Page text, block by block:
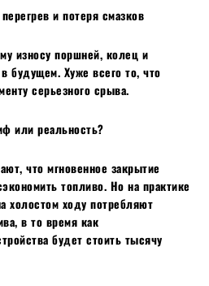
и потеря смазков
износу поршней, колец и
будущем. Хуже всего то, что
серьезного срыва.
или реальность?
что мгновенное закрытие
топливо. Но на практике
холостом ходу потребляют
в то время как
будет стоить тысячу